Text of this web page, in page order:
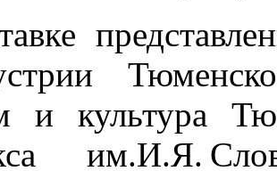
и культура
им.И.Я.